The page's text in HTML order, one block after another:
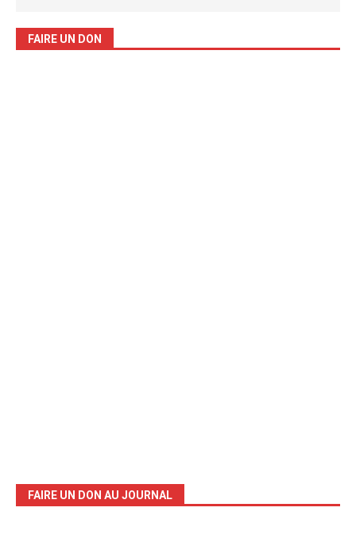
FAIRE UN DON
FAIRE UN DON AU JOURNAL